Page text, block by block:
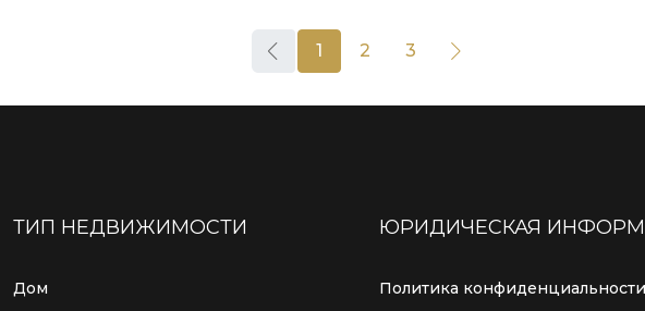
1 2 3
ТИП НЕДВИЖИМОСТИ
Дом
ЮРИДИЧЕСКАЯ
Политика конфиденциальности